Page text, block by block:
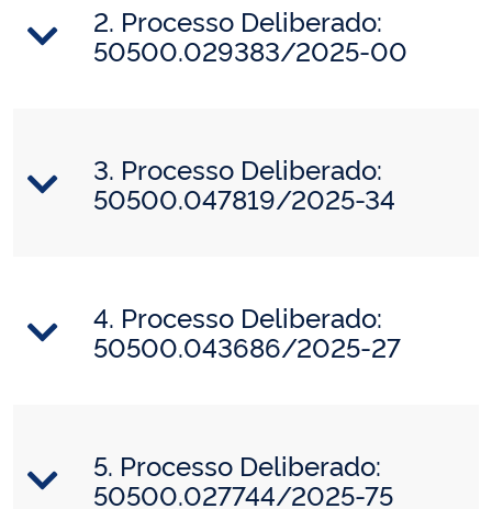
2. Processo Deliberado:
50500.029383/2025-00
3. Processo Deliberado:
50500.047819/2025-34
4. Processo Deliberado:
50500.043686/2025-27
5. Processo Deliberado:
50500.027744/2025-75